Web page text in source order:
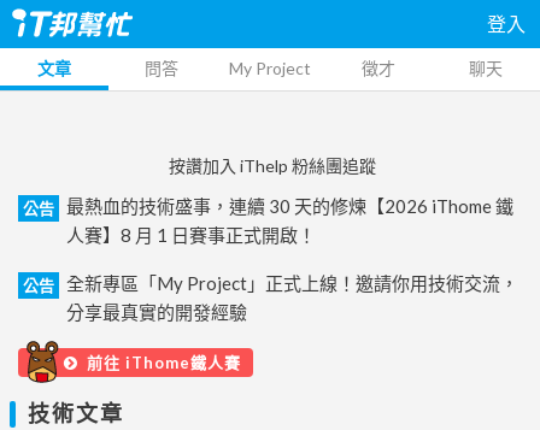
登入
文章 問答 My Project 徵才 聊天
按讚加入 iThelp 粉絲團追蹤
公告
最熱血的技術盛事，連續 30 天的修煉【2026 iThome 鐵
人賽】8 月 1 日賽事正式開啟！
公告
全新專區「My Project」正式上線！邀請你用技術交流，
分享最真實的開發經驗
前往 iThome鐵人賽
技術文章